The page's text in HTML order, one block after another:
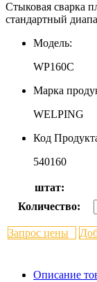
Стыковая сварка
стандартный
Модель:
WP160C
Марка
WELPING
Код
540160
штат:
Количество:
Запрос цены
Описание